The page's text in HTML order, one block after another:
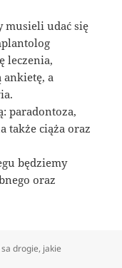
musieli udać się
leczenia,
a
paradontoza,
także ciąża oraz
będziemy
oraz
drogie, jakie